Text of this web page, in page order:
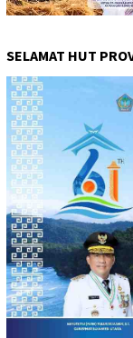
SELAMAT HUT